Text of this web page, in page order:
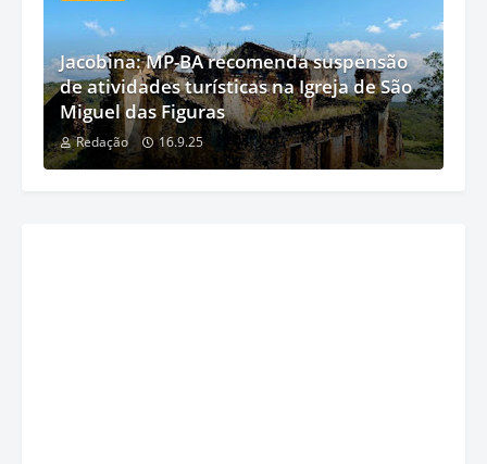
Jacobina: MP-BA recomenda suspensão
de atividades turísticas na Igreja de São
Miguel das Figuras
Redação 16.9.25